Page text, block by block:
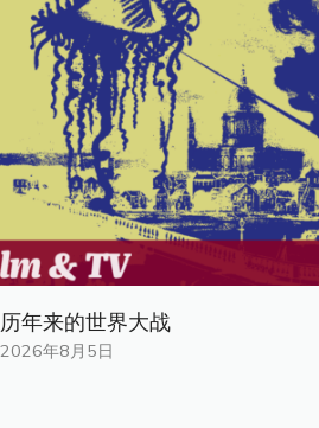
历年来的世界大战
2026年8月5日